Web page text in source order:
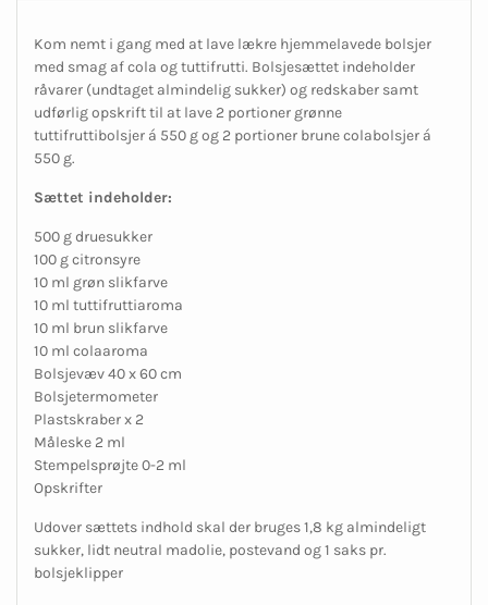
Kom nemt i gang med at lave lækre hjemmelavede bolsjer
med smag af cola og tuttifrutti. Bolsjesættet indeholder
råvarer (undtaget almindelig sukker) og redskaber samt
udførlig opskrift til at lave 2 portioner grønne
tuttifruttibolsjer á 550 g og 2 portioner brune colabolsjer á
550 g.
Sættet indeholder:
500 g druesukker
100 g citronsyre
10 ml grøn slikfarve
10 ml tuttifruttiaroma
10 ml brun slikfarve
10 ml colaaroma
Bolsjevæv 40 x 60 cm
Bolsjetermometer
Plastskraber x 2
Måleske 2 ml
Stempelsprøjte 0-2 ml
Opskrifter
Udover sættets indhold skal der bruges 1,8 kg almindeligt
sukker, lidt neutral madolie, postevand og 1 saks pr.
bolsjeklipper